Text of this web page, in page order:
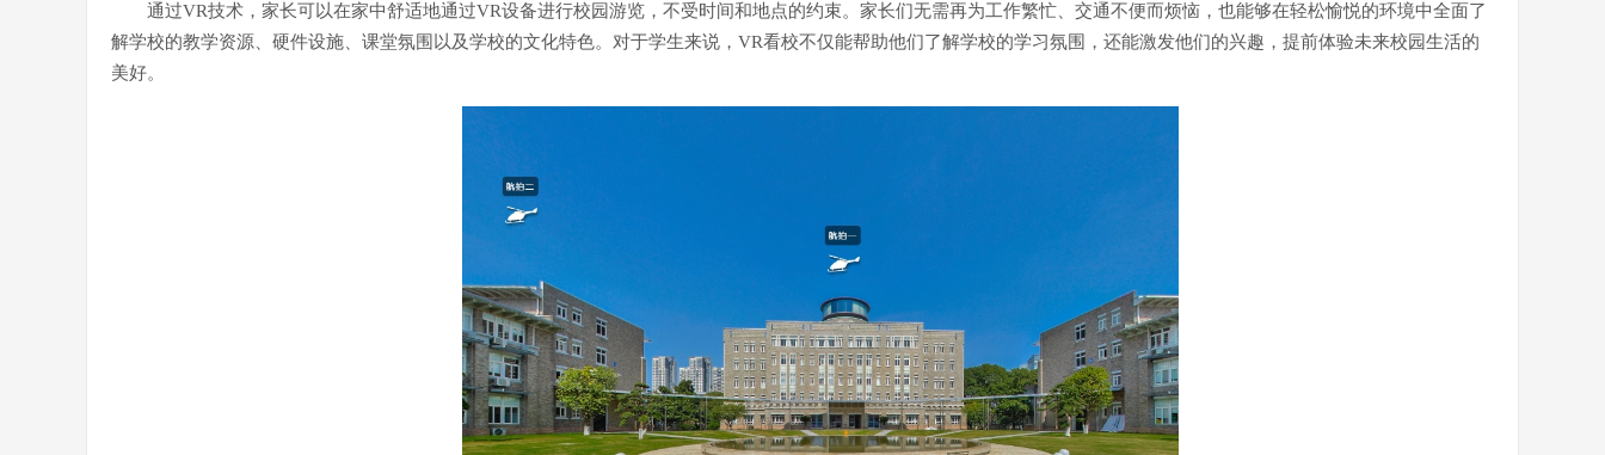
通过VR技术，家长可以在家中舒适地通过VR设备进行校园游览，不受时间和地点的约束。家长们无需再为工作繁忙、交通不便而烦恼，也能够在轻松愉悦的环境中全面了
解学校的教学资源、硬件设施、课堂氛围以及学校的文化特色。对于学生来说，VR看校不仅能帮助他们了解学校的学习氛围，还能激发他们的兴趣，提前体验未来校园生活的
美好。